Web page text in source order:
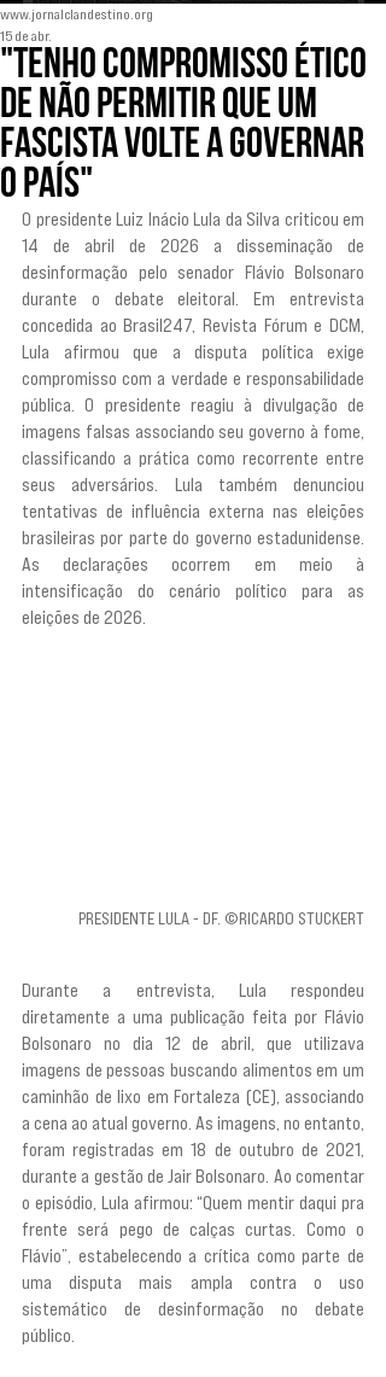
"Tenho compromisso ético
de não permitir que um
fascista volte a governar
o país"
www.jornalclandestino.org
15 de abr.
O presidente Luiz Inácio Lula da Silva criticou em
14 de abril de 2026 a disseminação de
desinformação pelo senador Flávio Bolsonaro
durante o debate eleitoral. Em entrevista
concedida ao Brasil247, Revista Fórum e DCM,
Lula afirmou que a disputa política exige
compromisso com a verdade e responsabilidade
pública. O presidente reagiu à divulgação de
imagens falsas associando seu governo à fome,
classificando a prática como recorrente entre
seus adversários. Lula também denunciou
tentativas de influência externa nas eleições
brasileiras por parte do governo estadunidense.
As declarações ocorrem em meio à
intensificação do cenário político para as
eleições de 2026.
PRESIDENTE LULA - DF. ©RICARDO STUCKERT
Durante a entrevista, Lula respondeu
diretamente a uma publicação feita por Flávio
Bolsonaro no dia 12 de abril, que utilizava
imagens de pessoas buscando alimentos em um
caminhão de lixo em Fortaleza (CE), associando
a cena ao atual governo. As imagens, no entanto,
foram registradas em 18 de outubro de 2021,
durante a gestão de Jair Bolsonaro. Ao comentar
o episódio, Lula afirmou: “Quem mentir daqui pra
frente será pego de calças curtas. Como o
Flávio”, estabelecendo a crítica como parte de
uma disputa mais ampla contra o uso
sistemático de desinformação no debate
público.